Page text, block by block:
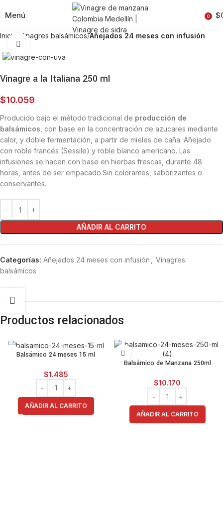
Menú 0 $
Inicio Vinagres balsámicos Añejados 24 meses con infusión
Vinagre a la Italiana 250 ml
$10.059
Producido bajo el método tradicional de producción de
balsámicos , con base en la concentración de azucares mediante
calor, y doble fermentación, a partir de mieles de caña. Añejado
con roble francés (Sessile) y roble blanco americano. Las
infusiones se hacen con base en hierbas frescas, durante 48
horas, antes de ser empacado.Sin colorantes, saborizantes o
conservantes.
AÑADIR AL CARRITO
Categorías: Añejados 24 meses con infusión
Vinagres
balsámicos
Productos relacionados
Balsámico 24 meses 15 ml
$1.485
AÑADIR AL CARRITO
Balsámico de Manzana 250ml
$10.170
AÑADIR AL CARRITO